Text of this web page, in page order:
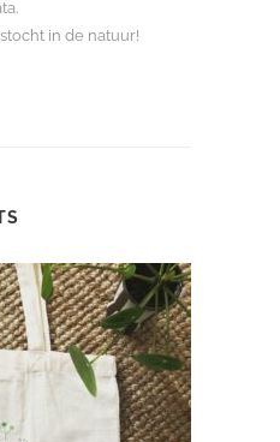
in de natuur!